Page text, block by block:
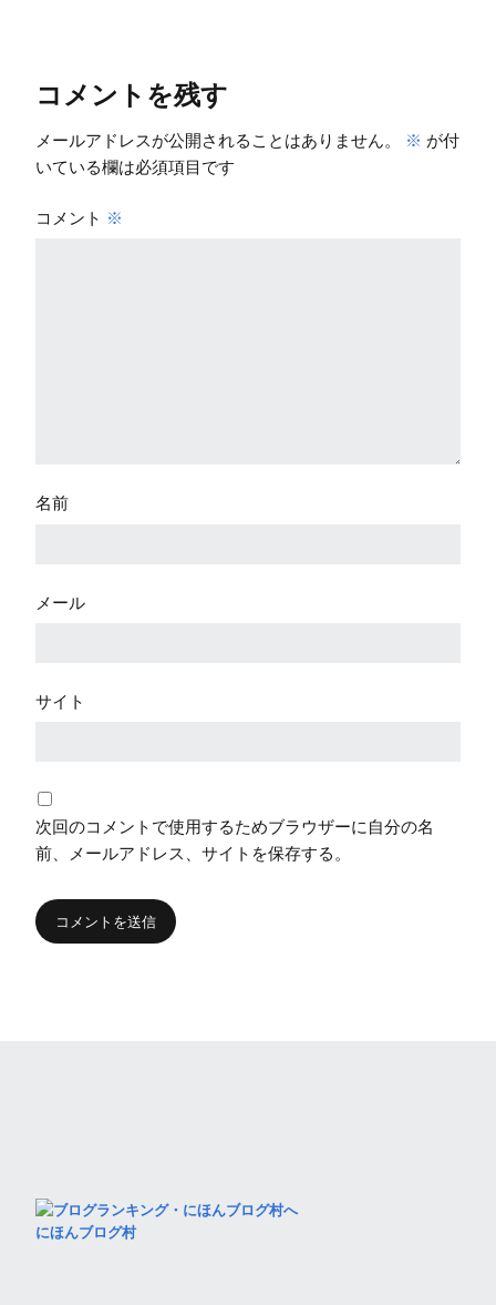
コメントを残す
メールアドレスが公開されることはありません。 ※ が付
いている欄は必須項目です
コメント ※
名前
メール
サイト
次回のコメントで使用するためブラウザーに自分の名
前、メールアドレス、サイトを保存する。
にほんブログ村